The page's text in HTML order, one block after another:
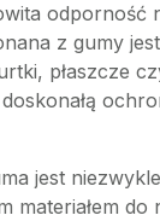
odporność
z gumy
płaszcze
jest
materiałem do